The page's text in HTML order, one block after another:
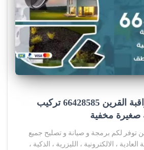
فني كاميرات مراقبة القرين 66428585 تركيب
صغيرة مخفية
توفر لكم برمجة و صيانة و تصليح جميع
، الالكترونية ، الليزرية ، الذكية ،